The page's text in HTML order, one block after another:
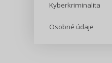
Kyberkriminalita
Osobné údaje